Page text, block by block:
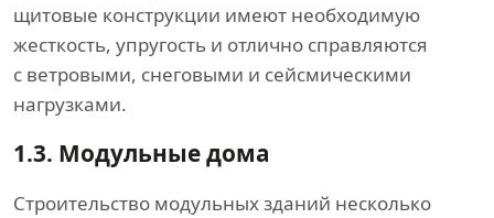
щитовые конструкции имеют необходимую
жесткость, упругость и отлично справляются
с ветровыми, снеговыми и сейсмическими
нагрузками.
1.3. Модульные дома
Строительство модульных зданий несколько